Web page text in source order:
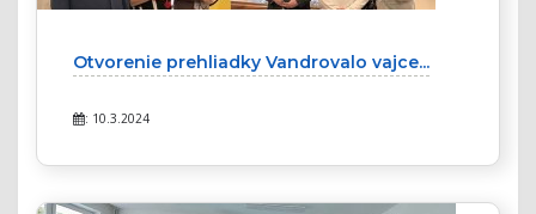
Otvorenie prehliadky Vandrovalo vajce...
: 10.3.2024